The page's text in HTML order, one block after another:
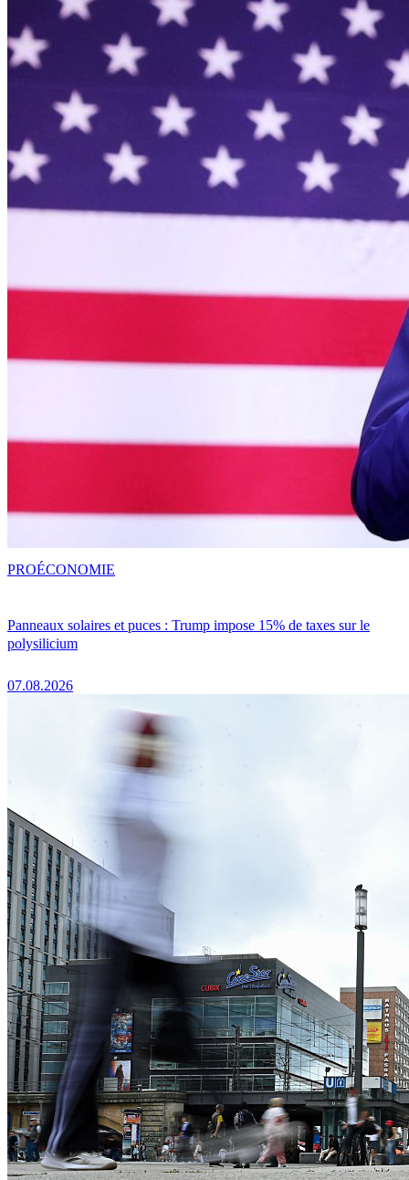
Panneaux solaires et puces : Trump impose 15% de taxes sur le
polysilicium
07.08.2026
PROÉCONOMIE